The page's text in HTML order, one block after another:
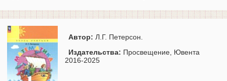
Автор: Л.Г. Петерсон.
Издательства: Просвещение, Ювента
2016-2025